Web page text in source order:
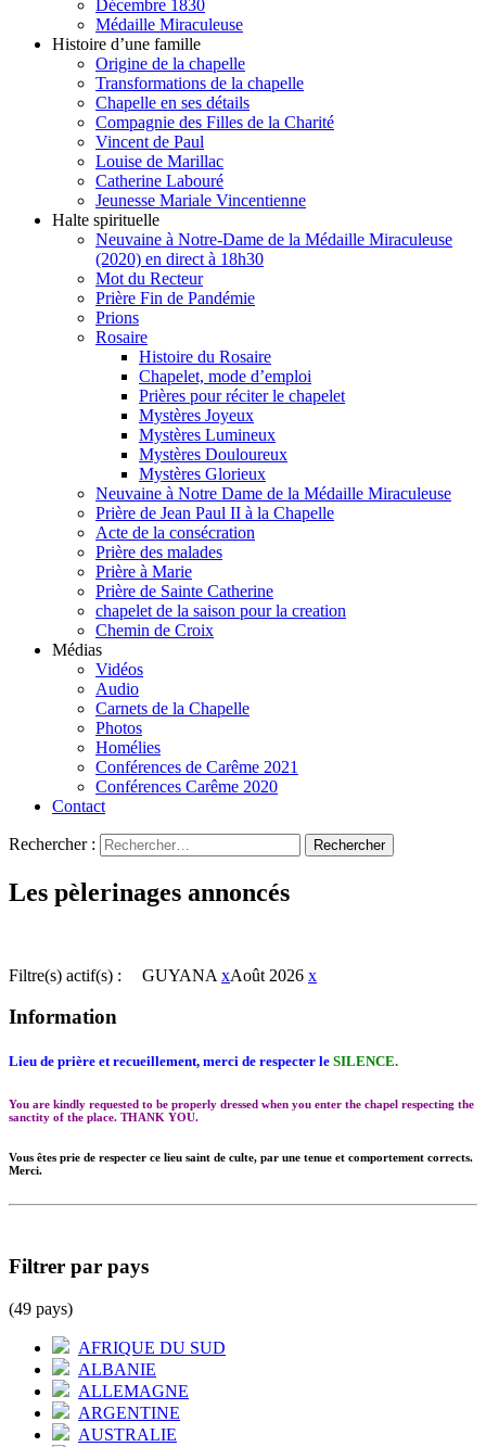
Décembre 1830
Médaille Miraculeuse
Histoire d’une famille
Origine de la chapelle
Transformations de la chapelle
Chapelle en ses détails
Compagnie des Filles de la Charité
Vincent de Paul
Louise de Marillac
Catherine Labouré
Jeunesse Mariale Vincentienne
Halte spirituelle
Neuvaine à Notre-Dame de la Médaille Miraculeuse
(2020) en direct à 18h30
Mot du Recteur
Prière Fin de Pandémie
Prions
Rosaire
Histoire du Rosaire
Chapelet, mode d’emploi
Prières pour réciter le chapelet
Mystères Joyeux
Mystères Lumineux
Mystères Douloureux
Mystères Glorieux
Neuvaine à Notre Dame de la Médaille Miraculeuse
Prière de Jean Paul II à la Chapelle
Acte de la consécration
Prière des malades
Prière à Marie
Prière de Sainte Catherine
chapelet de la saison pour la creation
Chemin de Croix
Médias
Vidéos
Audio
Carnets de la Chapelle
Photos
Homélies
Conférences de Carême 2021
Conférences Carême 2020
Contact
Rechercher :
Les pèlerinages annoncés
Filtre(s) actif(s) : GUYANA xAoût 2026 x
Information
Lieu de prière et recueillement, merci de respecter le SILENCE.
You are kindly requested to be properly dressed when you enter the chapel respecting the
sanctity of the place. THANK YOU.
Vous êtes prie de respecter ce lieu saint de culte, par une tenue et comportement corrects.
Merci.
Filtrer par pays
(49 pays)
AFRIQUE DU SUD
ALBANIE
ALLEMAGNE
ARGENTINE
AUSTRALIE